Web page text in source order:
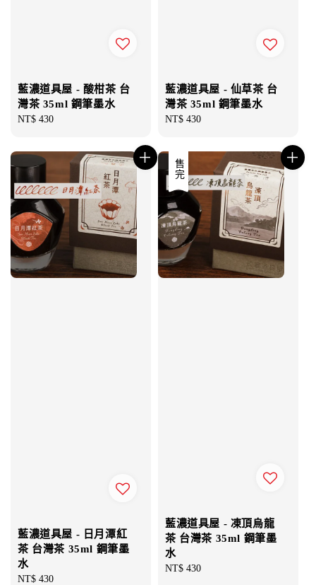
藍濃道具屋 - 酸柑茶 台
灣茶 35ml 鋼筆墨水
Regular
NT$ 430
藍濃道具屋 - 仙草茶 台
灣茶 35ml 鋼筆墨水
Regular
NT$ 430
藍濃道具屋 - 日月潭紅
茶 台灣茶 35ml 鋼筆墨
水
Regular
NT$ 430
售完
藍濃道具屋 - 凍頂烏龍
茶 台灣茶 35ml 鋼筆墨
水
Regular
NT$ 430